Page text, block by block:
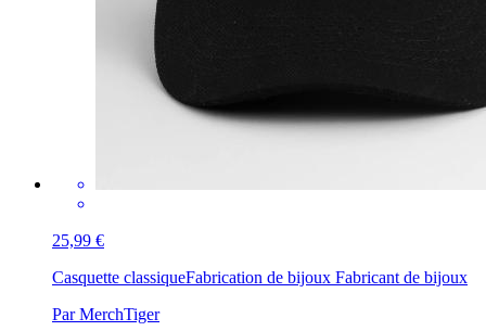
25,99 €
Casquette classiqueFabrication de bijoux Fabricant de bijoux
Par MerchTiger